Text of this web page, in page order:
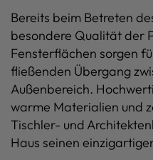
Bereits beim Betreten
besondere Qualität der
Fensterflächen sorgen
fließenden Übergang
Außenbereich.
warme Materialien und
Tischler- und
Haus seinen